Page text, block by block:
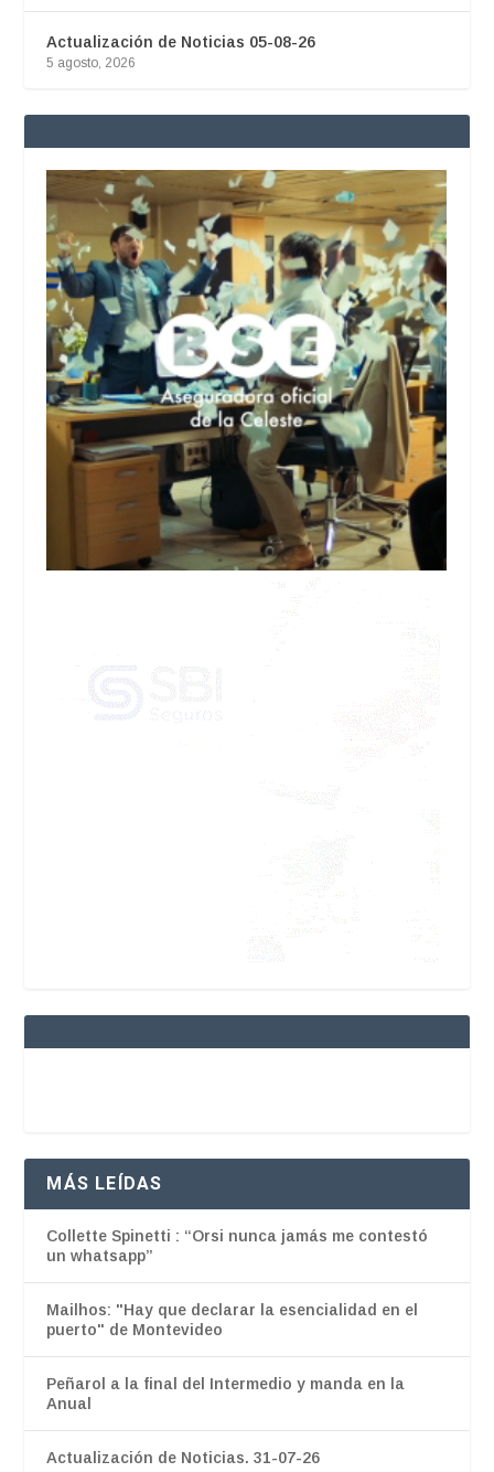
Actualización de Noticias 05-08-26
5 agosto, 2026
MÁS LEÍDAS
Collette Spinetti : “Orsi nunca jamás me contestó
un whatsapp”
Mailhos: "Hay que declarar la esencialidad en el
puerto" de Montevideo
Peñarol a la final del Intermedio y manda en la
Anual
Actualización de Noticias. 31-07-26